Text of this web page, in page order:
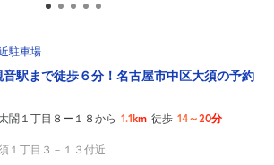
駐車場
駅まで徒歩６分！名古屋市中区大須の予約
閤１丁目８ー１８から 1.1km 徒歩 14～20分
１丁目３－１３付近